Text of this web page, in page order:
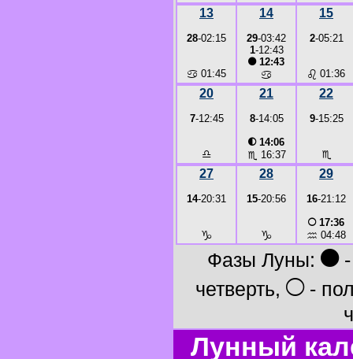
13
28-02:15
♋ 01:45
14
29-03:42
1-12:43
●12:43
♋
15
2-05:21
♌ 01:36
20
7-12:45
♎
21
8-14:05
◐14:06
♏ 16:37
22
9-15:25
♏
27
14-20:31
♑
28
15-20:56
♑
29
16-21:12
○17:36
♒ 04:48
Фазы Луны: ●-
четверть, ○-
Лунный